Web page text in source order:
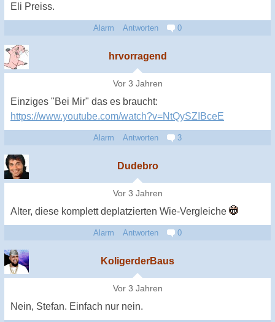
Eli Preiss.
Alarm Antworten 0
hrvorragend
Vor 3 Jahren
Einziges "Bei Mir" das es braucht:
https://www.youtube.com/watch?v=NtQySZIBceE
Alarm Antworten 3
Dudebro
Vor 3 Jahren
Alter, diese komplett deplatzierten Wie-Vergleiche
Alarm Antworten 0
KoligerderBaus
Vor 3 Jahren
Nein, Stefan. Einfach nur nein.